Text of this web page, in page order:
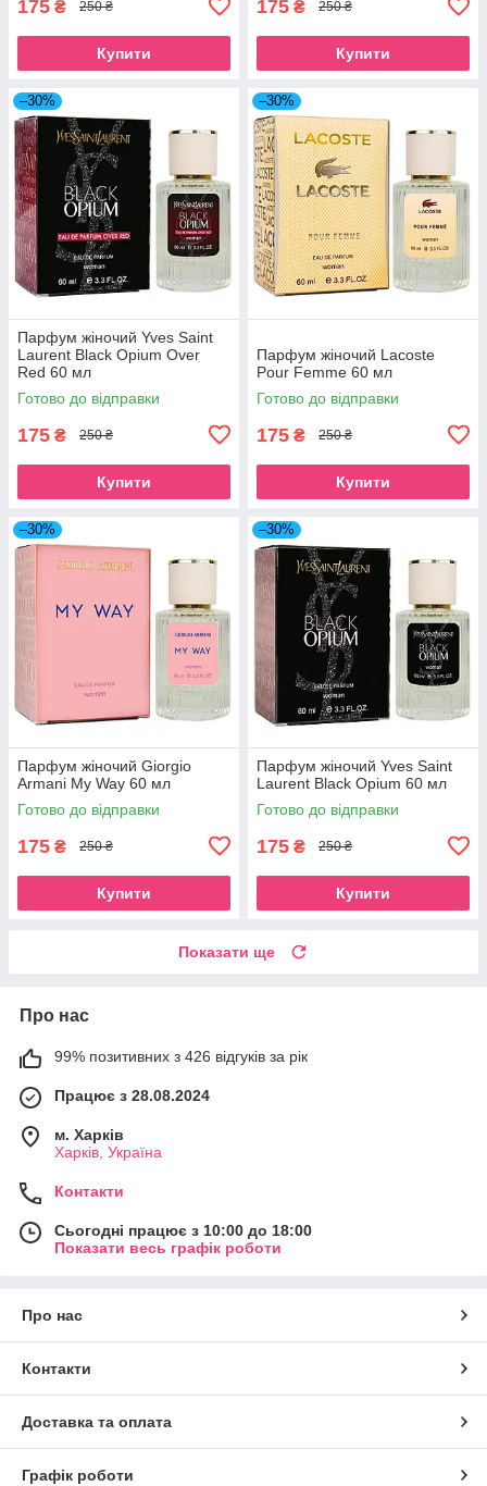
175 ₴ 250 ₴
Купити
175 ₴ 250 ₴
Купити
–30%
Парфум жіночий Yves Saint
Laurent Black Opium Over
Red 60 мл
Готово до відправки
175 ₴ 250 ₴
Купити
–30%
Парфум жіночий Lacoste
Pour Femme 60 мл
Готово до відправки
175 ₴ 250 ₴
Купити
–30%
Парфум жіночий Giorgio
Armani My Way 60 мл
Готово до відправки
175 ₴ 250 ₴
Купити
–30%
Парфум жіночий Yves Saint
Laurent Black Opium 60 мл
Готово до відправки
175 ₴ 250 ₴
Купити
Показати ще
Про нас
99% позитивних з 426 відгуків за рік
Працює з 28.08.2024
м. Харків
Харків, Україна
Контакти
Сьогодні працює з 10:00 до 18:00
Показати весь графік роботи
Про нас
Контакти
Доставка та оплата
Графік роботи